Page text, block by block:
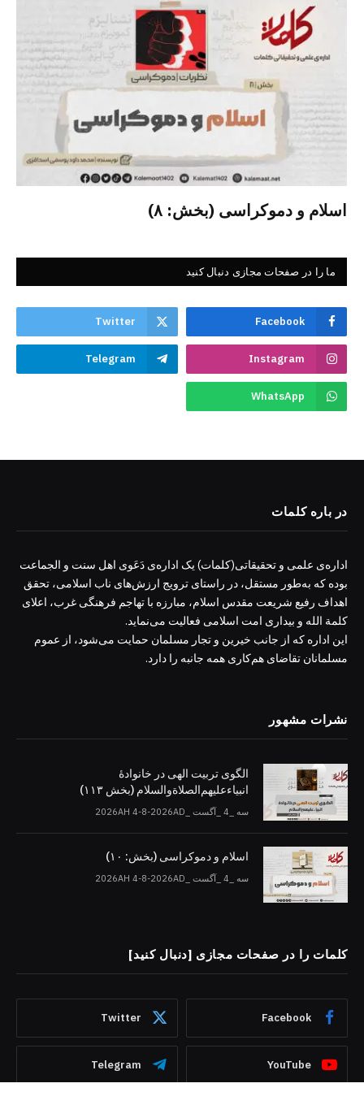
اسلام و دموکراسی (بخش: ۸)
ما را در صفحات مجازی دنبال کنید
Facebook
Twitter
Instagram
Telegram
WhatsApp
در باره کلمات
اداره‌ی علمی و تحقیقاتی(کلمات) یک اداره‌ی دَعَوی اهل سنت و الجماعت
بوده که به‌طور مستقل، در راستای ترویج ارزش‌های ناب اسلامی، تحقق
اهداف رفیع شریعت مقدس اسلام، مبارزه با تهاجم فرهنگی غرب، اعلای
کلمة الله و بیداری امت اسلامی فعالیت می‌نماید.
این اداره که از جانب خیرین و تجار مسلمان حمایت می‌شود، از عموم
مسلمانان تقاضای هم‌کاری همه جانبه را دارد.
نشرات مشهور
الگوی تربیت الهی در خانوادۀ
انبیاءعلیهم‌الصلاةو‌السلام (بخش ۱۱۳)
سه _4 _آگست _2026AH 4-8-2026AD
اسلام و دموکراسی (بخش: ۱۰)
سه _4 _آگست _2026AH 4-8-2026AD
کلمات را در صفحات مجازی [دنبال کنید]
Facebook
Twitter
YouTube
Telegram